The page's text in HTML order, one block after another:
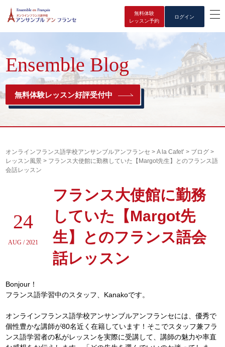
無料体験
レッスン予約
ログイン
Ensemble Blog
無料体験レッスン好評受付中
オンラインフランス語学校アンサンブルアンフランセ >A la Cafet’ > ブログ >
レッスン風景 > フランス大使館に勤務していた【Margot先生】とのフランス語
会話レッスン
24
AUG / 2021
フランス大使館に勤務
していた【Margot先
生】とのフランス語会
話レッスン
Bonjour！
フランス語学習中のスタッフ、Kanakoです。
オンラインフランス語学校アンサンブルアンフランセには、優秀で
個性豊かな講師が80名近く在籍しています！そこでスタッフ兼フラ
ンス語学習者の私がレッスンを実際に受講して、講師の魅力や率直